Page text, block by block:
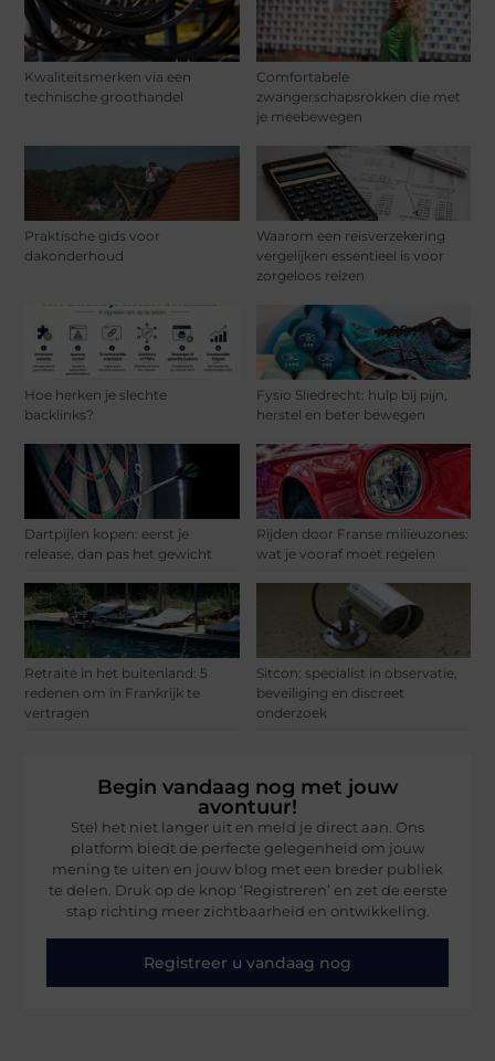
Kwaliteitsmerken via een
technische groothandel
Comfortabele
zwangerschapsrokken die met
je meebewegen
Praktische gids voor
dakonderhoud
Waarom een reisverzekering
vergelijken essentieel is voor
zorgeloos reizen
Hoe herken je slechte
backlinks?
Fysio Sliedrecht: hulp bij pijn,
herstel en beter bewegen
Dartpijlen kopen: eerst je
release, dan pas het gewicht
Rijden door Franse milieuzones:
wat je vooraf moet regelen
Retraite in het buitenland: 5
redenen om in Frankrijk te
vertragen
Sitcon: specialist in observatie,
beveiliging en discreet
onderzoek
Begin vandaag nog met jouw
avontuur!
Stel het niet langer uit en meld je direct aan. Ons
platform biedt de perfecte gelegenheid om jouw
mening te uiten en jouw blog met een breder publiek
te delen. Druk op de knop ‘Registreren’ en zet de eerste
stap richting meer zichtbaarheid en ontwikkeling.
Registreer u vandaag nog